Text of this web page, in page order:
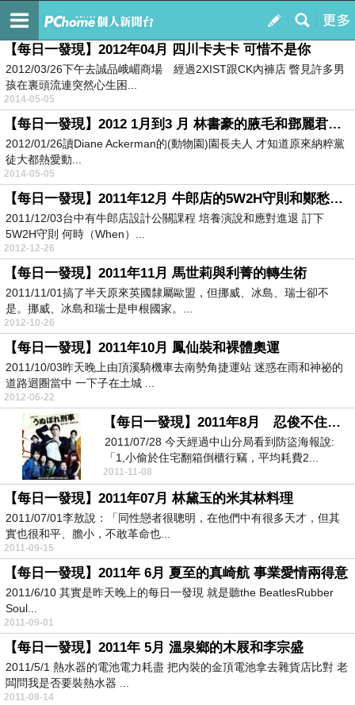
我的
訂閱
對我說髒話
【每日一發現】2012年04月 四川卡夫卡 可惜不是你
2012/03/26下午去誠品峨嵋商場 經過2XIST跟CK內褲店 瞥見許多男
孩在裏頭流連突然心生困...
2014-05-05
【每日一發現】2012 1月到3 月 林書豪的腋毛和鄧麗君的護照
2012/01/26讀Diane Ackerman的(動物園)園長夫人 才知道原來納粹黨
徒大都熱愛動...
2014-05-05
【每日一發現】2011年12月 牛郎店的5W2H守則和鄭愁予的身世之謎
2011/12/03台中有牛郎店設計公關課程 培養演說和應對進退 訂下
5W2H守則 何時（When）...
2012-12-26
【每日一發現】2011年11月 馬世莉與利菁的轉生術
2011/11/01搞了半天原來英國隸屬歐盟，但挪威、冰島、瑞士卻不
是。挪威、冰島和瑞士是申根國家。...
2012-10-26
【每日一發現】2011年10月 鳳仙裝和裸體奧運
2011/10/03昨天晚上由頂溪騎機車去南勢角捷運站 迷惑在雨和神祕的
道路迴圈當中 一下子在土城 ...
2012-06-22
【每日一發現】2011年8月 忍俊不住的長瀨智也和祥林嫂
2011/07/28 今天經過中山分局看到防盜海報說:
「1,小偷於住宅翻箱倒櫃行竊，平均耗費2...
2011-11-08
【每日一發現】2011年07月 林黛玉的米其林料理
2011/07/01李敖說：「同性戀者很聰明，在他們中有很多天才，但其
實也很和平​、膽小，不敢革命也...
2011-09-15
【每日一發現】2011年 6月 夏至的真崎航 事業愛情兩得意
2011/6/10 其實是昨天晚上的每日一發現 就是聽the BeatlesRubber
Soul...
2011-09-01
【每日一發現】2011年 5月 溫泉鄉的木屐和李宗盛
2011/5/1 熱水器的電池電力耗盡 把內裝的金頂電池拿去雜貨店比對 老
闆問我是否要裝熱水器 ...
2011-08-14